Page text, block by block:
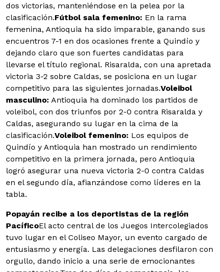
dos victorias, manteniéndose en la pelea por la
clasificación.Fútbol sala femenino: En la rama
femenina, Antioquia ha sido imparable, ganando sus
encuentros 7-1 en dos ocasiones frente a Quindío y
dejando claro que son fuertes candidatas para
llevarse el título regional. Risaralda, con una apretada
victoria 3-2 sobre Caldas, se posiciona en un lugar
competitivo para las siguientes jornadas.Voleibol
masculino: Antioquia ha dominado los partidos de
voleibol, con dos triunfos por 2-0 contra Risaralda y
Caldas, asegurando su lugar en la cima de la
clasificación.Voleibol femenino: Los equipos de
Quindío y Antioquia han mostrado un rendimiento
competitivo en la primera jornada, pero Antioquia
logró asegurar una nueva victoria 2-0 contra Caldas
en el segundo día, afianzándose como líderes en la
tabla.
Popayán recibe a los deportistas de la región
PacíficoEl acto central de los Juegos Intercolegiados
tuvo lugar en el Coliseo Mayor, un evento cargado de
entusiasmo y energía. Las delegaciones desfilaron con
orgullo, dando inicio a una serie de emocionantes